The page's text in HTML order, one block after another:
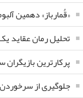
«قُمارباز» دهمین
تحلیل رمان عقاید
پرکارترین
جلوگیری از